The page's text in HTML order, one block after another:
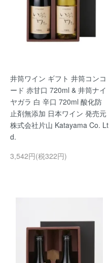
井筒ワイン ギフト 井筒コンコ
ード 赤甘口 720ml & 井筒ナイ
ヤガラ 白 辛口 720ml 酸化防
止剤無添加 日本ワイン 発売元
株式会社片山 Katayama Co. Lt
d.
3,542円(税322円)